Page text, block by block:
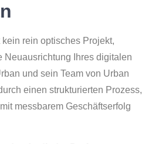
rein optisches Projekt,
Neuausrichtung Ihres digitalen
und sein Team von Urban
einen strukturierten Prozess,
messbarem Geschäftserfolg